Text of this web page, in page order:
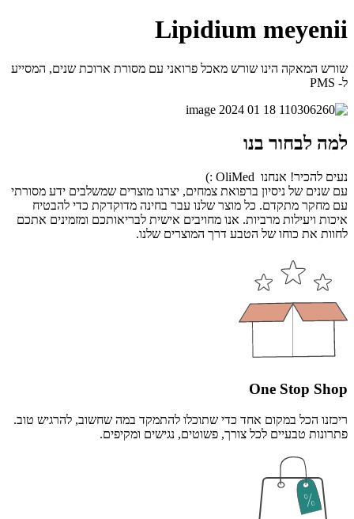
Lipidium meyenii
שורש המאקה הינו שורש מאכל פרואני עם מסורת ארוכת שנים, המסייע
ל- PMS
למה לבחור בנו
נעים להכיר! אנחנו OliMed :)
עם שנים של ניסיון ברפואת צמחים, יצרנו מוצרים שמשלבים ידע מסורתי
עם מחקר מתקדם. כל מוצר שלנו עבר בחינה מדוקדקת כדי להבטיח
איכות ויעילות מרביות. אנו מחויבים אישית לבריאותכם ומזמינים אתכם
לחוות את כוחו של הטבע דרך המוצרים שלנו.
One Stop Shop
ריכזנו הכל במקום אחד כדי שתוכלו להתמקד במה שחשוב, להרגיש טוב.
פתרונות טבעיים לכל צורך, פשוטים, נגישים ומקיפים.